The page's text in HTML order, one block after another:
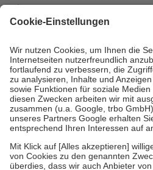
mit.
Grundsätzlich leisten Mitglieder
höchstens zehn Euro.
Es sind jedoch
Kosten der Leistung zu entrichten.
Diese Regeln gelten grundsätzlich
Bei Heilmitteln und häuslicher
Zuzahlung zehn Prozent der Kosten
Verordnung.
Um das Engagement der
stärken und die besondere Stellung
fallenkeine Zuzahlungenan bei:
• Kindern und Jugendlichen bis zum